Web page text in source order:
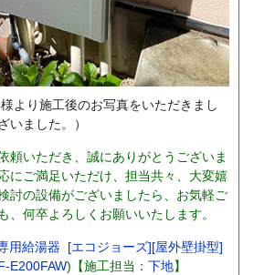
様より施工後のお写真をいただきまし
いました。）
頼いただき、誠にありがとうございま
にご満足いただけ、担当共々、大変嬉
討の設備がございましたら、お気軽ご
、何卒よろしくお願いいたします。
用給湯器 [エコジョーズ][屋外壁掛型]
E200FAW)【施工担当： 下地】